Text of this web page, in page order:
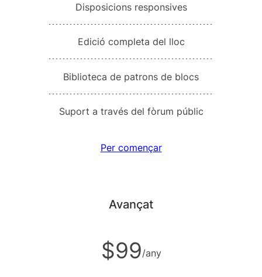
Disposicions responsives
Edició completa del lloc
Biblioteca de patrons de blocs
Suport a través del fòrum públic
Per començar
Avançat
$99/any